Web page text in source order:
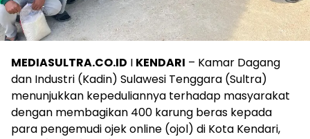
MEDIASULTRA.CO.ID I KENDARI – Kamar Dagang
dan Industri (Kadin) Sulawesi Tenggara (Sultra)
menunjukkan kepeduliannya terhadap masyarakat
dengan membagikan 400 karung beras kepada
para pengemudi ojek online (ojol) di Kota Kendari,